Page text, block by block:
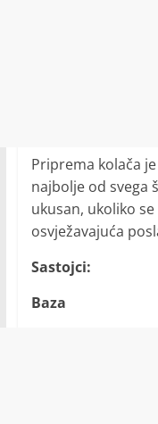
Priprema kolača
najbolje od svega
ukusan, ukoliko
osvježavajuća
Sastojci:
Baza